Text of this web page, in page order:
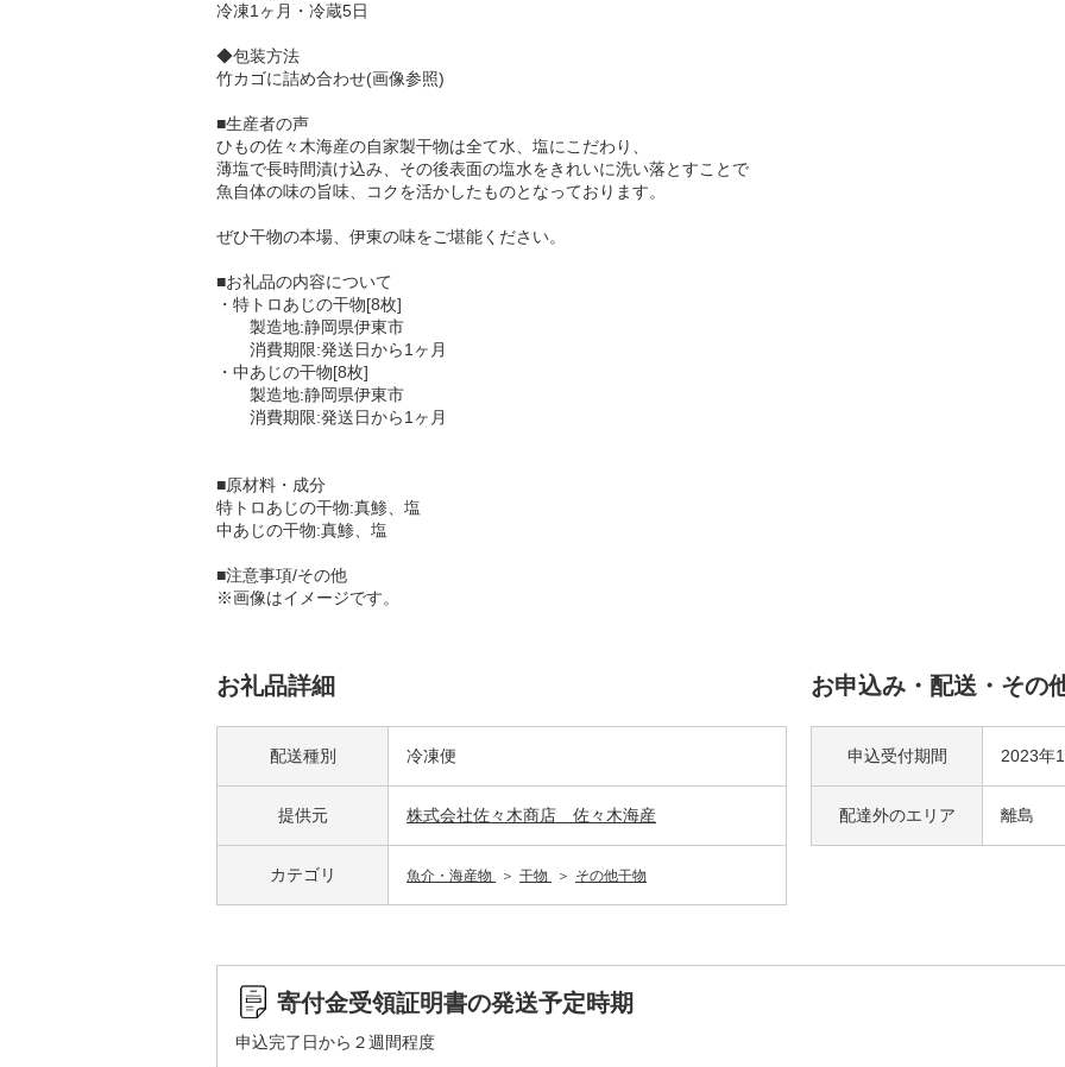
冷凍1ヶ月・冷蔵5日
◆包装方法
竹カゴに詰め合わせ(画像参照)
■生産者の声
ひもの佐々木海産の自家製干物は全て水、塩にこだわり、
薄塩で長時間漬け込み、その後表面の塩水をきれいに洗い落とすことで
魚自体の味の旨味、コクを活かしたものとなっております。
ぜひ干物の本場、伊東の味をご堪能ください。
■お礼品の内容について
・特トロあじの干物[8枚]
製造地:静岡県伊東市
消費期限:発送日から1ヶ月
・中あじの干物[8枚]
製造地:静岡県伊東市
消費期限:発送日から1ヶ月
■原材料・成分
特トロあじの干物:真鯵、塩
中あじの干物:真鯵、塩
■注意事項/その他
※画像はイメージです。
お礼品詳細
配送種別 冷凍便
提供元 株式会社佐々木商店 佐々木海産
カテゴリ 魚介・海産物 干物 その他干物
お申込み・配送・その
申込受付期間 2023年
配達外のエリア 離島
寄付金受領証明書の発送予定時期
申込完了日から２週間程度